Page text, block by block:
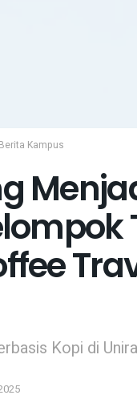
Berita Kampus
Kopi di